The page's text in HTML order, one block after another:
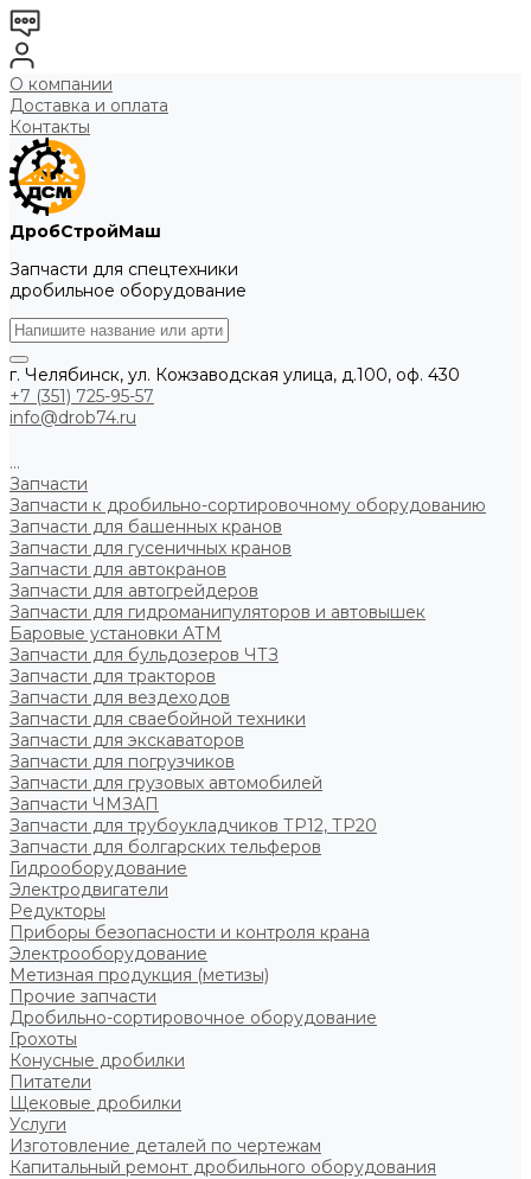
О компании
Доставка и оплата
Контакты
ДробСтройМаш
Запчасти для спецтехники
дробильное оборудование
г. Челябинск, ул. Кожзаводская улица, д.100, оф. 430
+7 (351) 725-95-57
info@drob74.ru
...
Запчасти
Запчасти к дробильно-сортировочному оборудованию
Запчасти для башенных кранов
Запчасти для гусеничных кранов
Запчасти для автокранов
Запчасти для автогрейдеров
Запчасти для гидроманипуляторов и автовышек
Баровые установки АТМ
Запчасти для бульдозеров ЧТЗ
Запчасти для тракторов
Запчасти для вездеходов
Запчасти для сваебойной техники
Запчасти для экскаваторов
Запчасти для погрузчиков
Запчасти для грузовых автомобилей
Запчасти ЧМЗАП
Запчасти для трубоукладчиков ТР12, ТР20
Запчасти для болгарских тельферов
Гидрооборудование
Электродвигатели
Редукторы
Приборы безопасности и контроля крана
Электрооборудование
Метизная продукция (метизы)
Прочие запчасти
Дробильно-сортировочное оборудование
Грохоты
Конусные дробилки
Питатели
Щековые дробилки
Услуги
Изготовление деталей по чертежам
Капитальный ремонт дробильного оборудования